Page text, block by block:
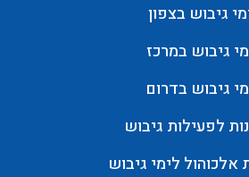
גיבוש בצפון
גיבוש במרכז
גיבוש בדרום
לפעילות גיבוש
אלכוהול לימי גיבוש